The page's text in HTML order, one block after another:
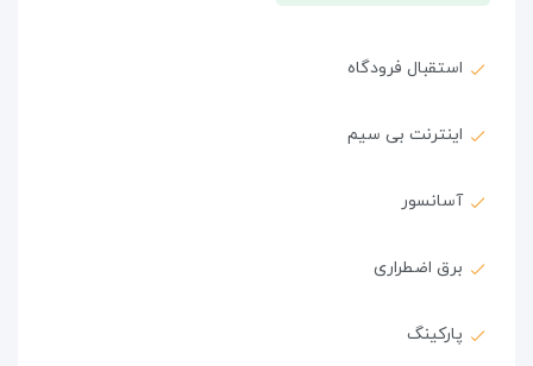
استقبال فرودگاه
اینترنت بی سیم
آسانسور
برق اضطراری
پارکینگ